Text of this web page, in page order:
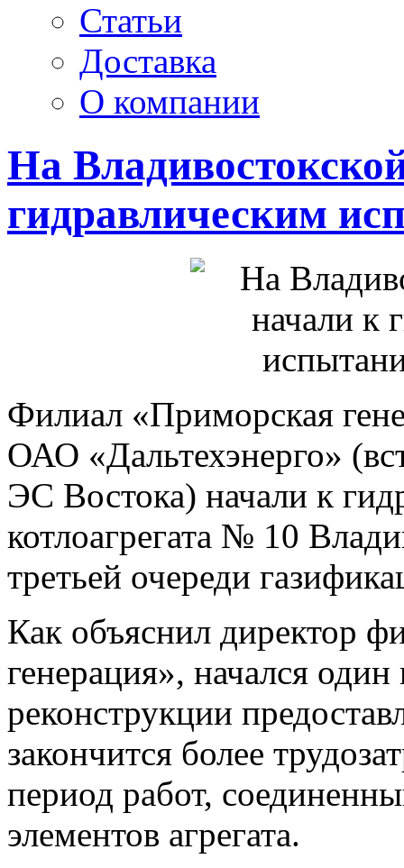
Статьи
Доставка
О компании
На
гидравлическим
Филиал «Приморская
ОАО «Дальтехэнерго»
ЭС Востока) начали к
котлоагрегата № 10
третьей очереди
Как объяснил директор
генерация», начался один
реконструкции
закончится более
период работ,
элементов агрегата.